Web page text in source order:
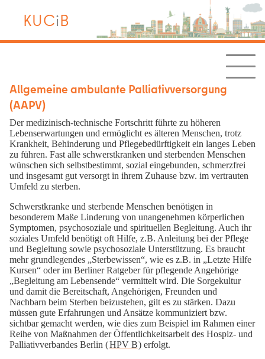
KUCiB
Allgemeine ambulante Palliativversorgung
(AAPV)
Der medizinisch-technische Fortschritt führte zu höheren
Lebenserwartungen und ermöglicht es älteren Menschen, trotz
Krankheit, Behinderung und Pflegebedürftigkeit ein langes Leben
zu führen. Fast alle schwerstkranken und sterbenden Menschen
wünschen sich selbstbestimmt, sozial eingebunden, schmerzfrei
und insgesamt gut versorgt in ihrem Zuhause bzw. im vertrauten
Umfeld zu sterben.
Schwerstkranke und sterbende Menschen benötigen in
besonderem Maße Linderung von unangenehmen körperlichen
Symptomen, psychosoziale und spirituellen Begleitung. Auch ihr
soziales Umfeld benötigt oft Hilfe, z.B. Anleitung bei der Pflege
und Begleitung sowie psychosoziale Unterstützung. Es braucht
mehr grundlegendes „Sterbewissen“, wie es z.B. in „Letzte Hilfe
Kursen“ oder im Berliner Ratgeber für pflegende Angehörige
„Begleitung am Lebensende“ vermittelt wird. Die Sorgekultur
und damit die Bereitschaft, Angehörigen, Freunden und
Nachbarn beim Sterben beizustehen, gilt es zu stärken. Dazu
müssen gute Erfahrungen und Ansätze kommuniziert bzw.
sichtbar gemacht werden, wie dies zum Beispiel im Rahmen einer
Reihe von Maßnahmen der Öffentlichkeitsarbeit des Hospiz- und
Palliativverbandes Berlin (HPV B) erfolgt.